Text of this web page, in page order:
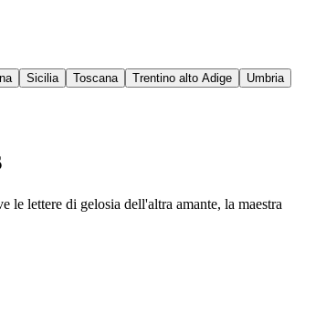
Sicilia Toscana Trentino alto Adige
Umbria
le lettere di gelosia dell'altra amante, la maestra